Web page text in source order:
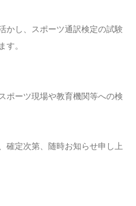
かし、スポーツ通訳検定の試験
す。
ポーツ現場や教育機関等への検
確定次第、随時お知らせ申し上